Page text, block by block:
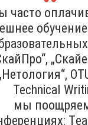
часто
Technical
мы